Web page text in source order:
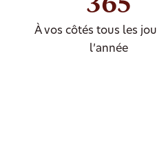
À vos côtés tous les
l’année